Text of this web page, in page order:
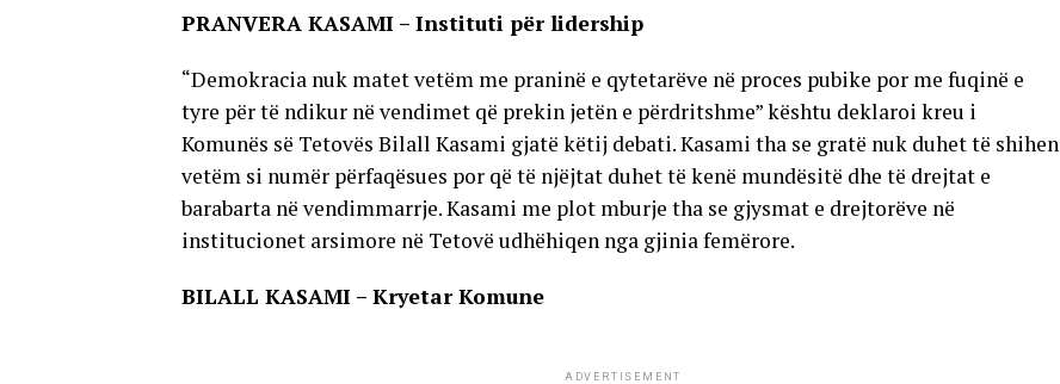
PRANVERA KASAMI – Instituti për lidership
“Demokracia nuk matet vetëm me praninë e qytetarëve në proces pubike por me fuqinë e
tyre për të ndikur në vendimet që prekin jetën e përdritshme” kështu deklaroi kreu i
Komunës së Tetovës Bilall Kasami gjatë këtij debati. Kasami tha se gratë nuk duhet të shihen
vetëm si numër përfaqësues por që të njëjtat duhet të kenë mundësitë dhe të drejtat e
barabarta në vendimmarrje. Kasami me plot mburje tha se gjysmat e drejtorëve në
institucionet arsimore në Tetovë udhëhiqen nga gjinia femërore.
BILALL KASAMI – Kryetar Komune
ADVERTISEMENT